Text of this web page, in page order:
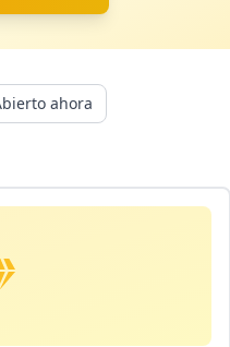
ahora